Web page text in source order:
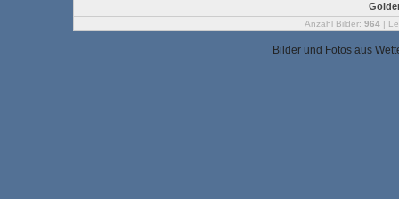
Anzahl Bilder: 964|
Bilder und Fotos aus